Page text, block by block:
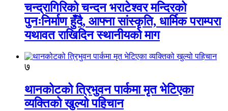
चन्द्रागिरिको चन्दन भराटेश्वर मन्दिरको
पुनःनिर्माण हुँदै, आफ्ना सांस्कृति, धार्मिक पराम्परा
यथावत राखिदिन स्थानीयको माग
७
थानकोटको त्रिभुवन पार्कमा मृत भेटिएका
व्यक्तिको खुल्यो पहिचान